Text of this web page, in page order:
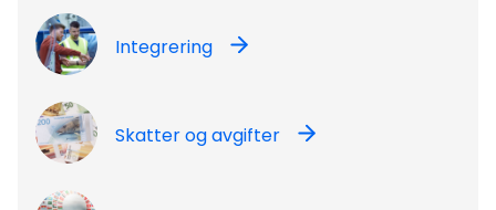
Integrering
Skatter og avgifter